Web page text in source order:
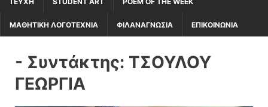
ΜΑΘΗΤΙΚΗ ΛΟΓΟΤΕΧΝΙΑ ΦΙΛΑΝΑΓΝΩΣΙΑ ΕΠΙΚΟΙΝΩΝΙΑ
- Συντάκτης: ΤΣΟΥΛΟΥ
ΓΕΩΡΓΙΑ